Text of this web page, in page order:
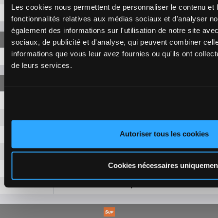
Les cookies nous permettent de personnaliser le contenu
fonctionnalités relatives aux médias sociaux et d'analyser
également des informations sur l'utilisation de notre site
sociaux, de publicité et d'analyse, qui peuvent combiner
informations que vous leur avez fournies ou qu'ils ont
de leurs services.
Autoriser tous les cookies
Cookies nécessaires
8-4-6 9,40 €
1,50 €
4-6 1,50 €
1,50 €